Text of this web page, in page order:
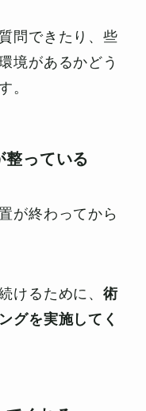
問できたり、些
境があるかどう
。
っている
が終わってから
けるために、術
グを実施してく